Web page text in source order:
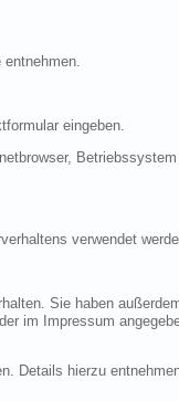
eingeben.
verwendet
Sie haben
im Impressum
Details hierzu